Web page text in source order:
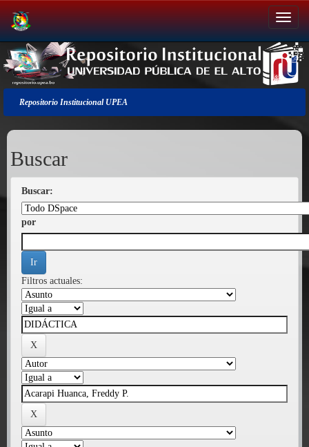
Salir
de
la
navegación
Repositorio Institucional UPEA
Buscar
Buscar:
por
Filtros actuales: